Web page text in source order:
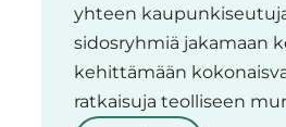
yhteen
sidosryhmiä jakamaan
kehittämään
ratkaisuja teolliseen